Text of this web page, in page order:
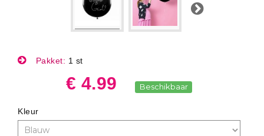
Volgende
Pakket: 1 st
€ 4.99 Beschikbaar
Kleur